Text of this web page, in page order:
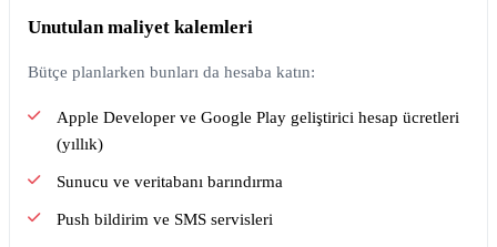
Unutulan maliyet kalemleri
Bütçe planlarken bunları da hesaba katın:
Apple Developer ve Google Play geliştirici hesap ücretleri
(yıllık)
Sunucu ve veritabanı barındırma
Push bildirim ve SMS servisleri